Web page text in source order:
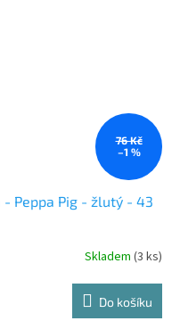
76 Kč
–1 %
Peppa Pig - žlutý - 43
Skladem (3 ks)
Do košíku